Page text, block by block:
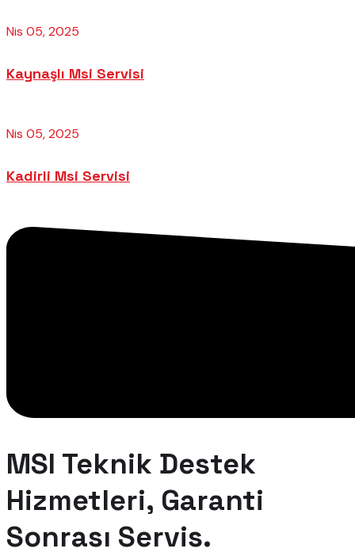
Nis 05, 2025
Kaynaşlı Msi Servisi
Nis 05, 2025
Kadirli Msi Servisi
MSI Teknik Destek
Hizmetleri, Garanti
Sonrası Servis.